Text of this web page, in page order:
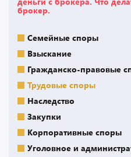
брокер.
Семейные споры
Взыскание
Гражданско-правовые
Трудовые споры
Наследство
Закупки
Корпоративные споры
Уголовное и